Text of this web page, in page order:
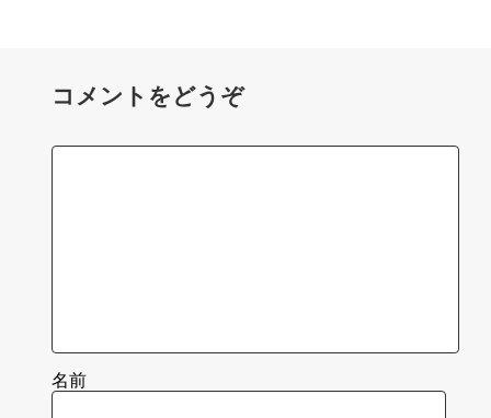
コメントをどうぞ
名前